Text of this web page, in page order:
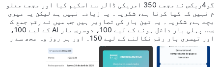
گو4ریکس نے مجھے 350 امریکی ڈالر سے اسکیم کیا اور مجھے معلو
م نہیں کہ کیا کرنا ہے، شکریہ۔ یہ زیادہ نہیں ہے لیکن یہ میری
بچت ہے، شکریہ۔ یہ تین بار کی تصاویر ہیں جب میں نے رقم جمع ک
ی... پہلی بار داخل ہونے کے لیے 100، دوسری بار AI کے لیے 100،
اور تیسری بار رقم نکالنے کے لیے 150۔ اور ہر روز وہ مجھ سے ر
قم نکالنے کے لیے مانگتے تھے لیکن میں نے انہیں مزید نہیں دی
ا... شکریہ ہماری مدد کرنے کے لیے۔